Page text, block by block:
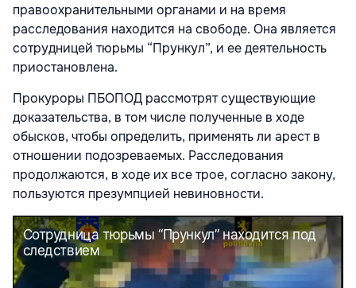
правоохранительными органами и на время
расследования находится на свободе. Она является
сотрудницей тюрьмы “Прункул”, и ее деятельность
приостановлена.
Прокуроры ПБОПОД рассмотрят существующие
доказательства, в том числе полученные в ходе
обысков, чтобы определить, применять ли арест в
отношении подозреваемых. Расследования
продолжаются, в ходе их все трое, согласно закону,
пользуются презумпцией невиновности.